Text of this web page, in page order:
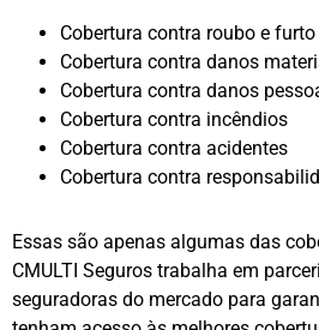
Cobertura contra roubo e furto
Cobertura contra danos
Cobertura contra danos
Cobertura contra incêndios
Cobertura contra acidentes
Cobertura contra
Essas são apenas algumas das
CMULTI Seguros trabalha em
seguradoras do mercado para